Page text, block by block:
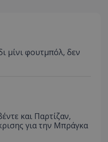
μίνι φουτμπόλ, δεν
και Παρτίζαν,
για την Μπράγκα